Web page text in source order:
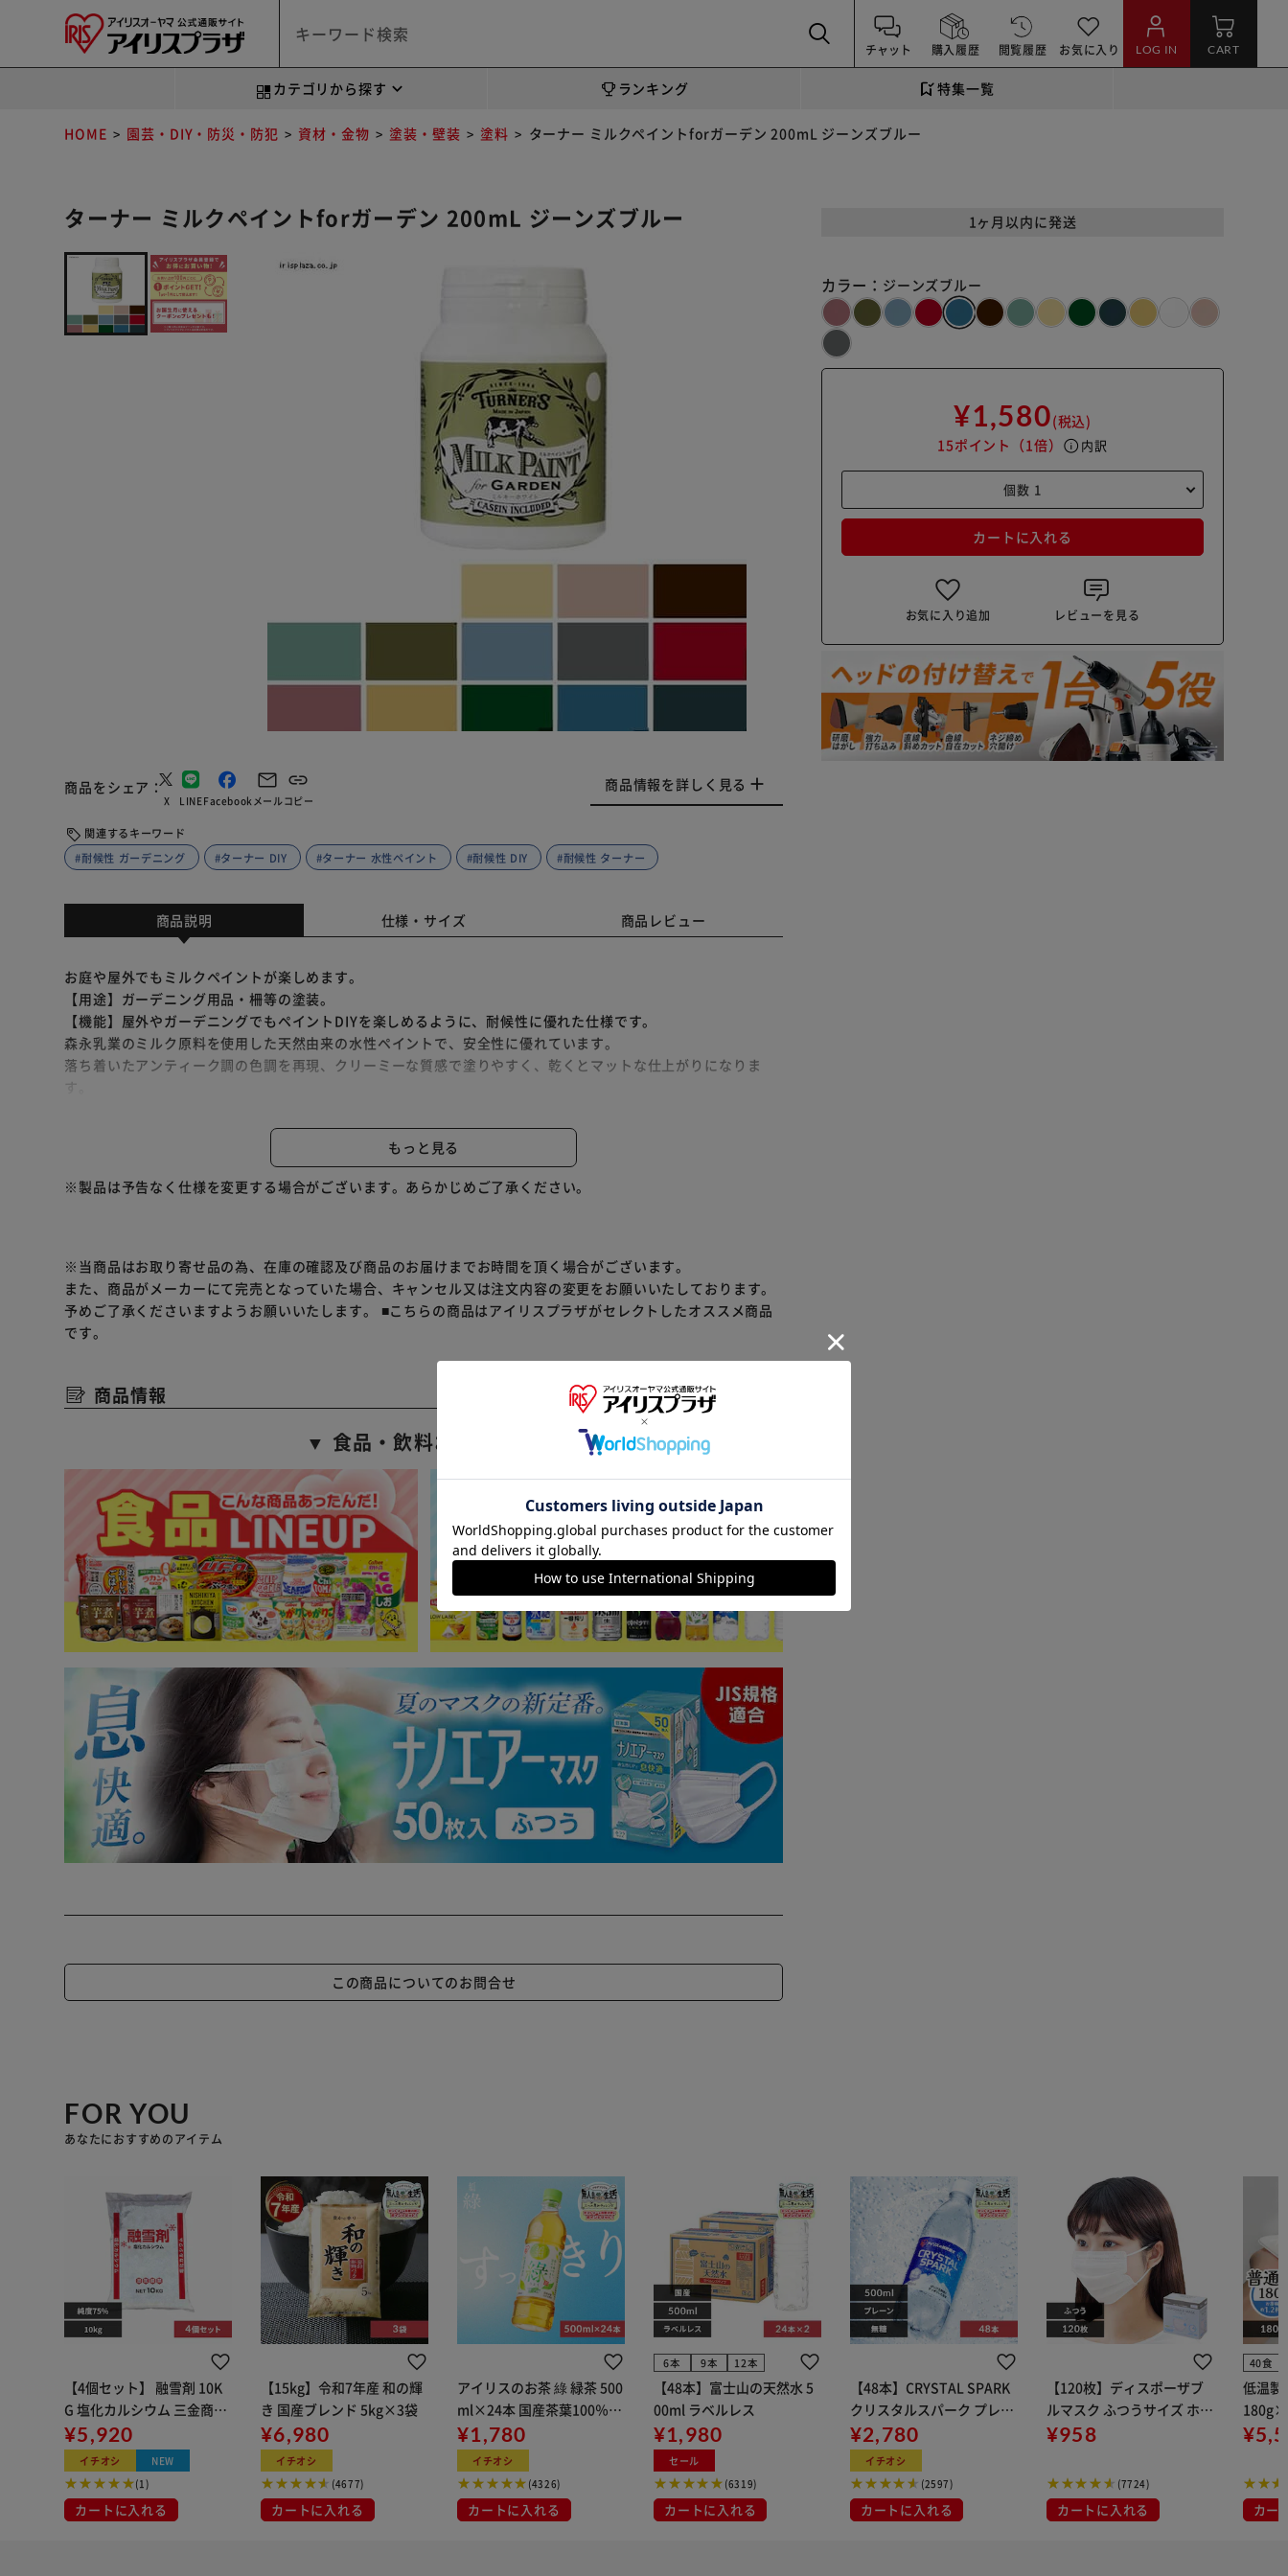
チャット 購入履歴 閲覧履歴 お気に入り LOG IN CART
カテゴリから探す ランキング 特集一覧
HOME 園芸・DIY・防災・防犯 資材・金物 塗装・壁装 塗料 ターナー ミルクペイントforガーデン 200mL ジーンズブルー
ターナー ミルクペイントforガーデン 200mL ジーンズブルー
商品をシェア
X LINEFacebook メールコピー
商品情報を詳しく見る
関連するキーワード
#耐候性 ガーデニング
#ターナー DIY #ターナー 水性ペイント #耐候性 DIY #耐候性 ターナー
1ヶ月以内に発送
カラー： ジーンズブルー
¥1,580(税込)
15ポイント （1倍） info 内訳
カートに入れる
お気に入り追加 レビューを見る
商品説明 仕様・サイズ 商品レビュー
お庭や屋外でもミルクペイントが楽しめます。
【用途】ガーデニング用品・柵等の塗装。
【機能】屋外やガーデニングでもペイントDIYを楽しめるように、耐候性に優れた仕様です。
森永乳業のミルク原料を使用した天然由来の水性ペイントで、安全性に優れています。
落ち着いたアンティーク調の色調を再現、クリーミーな質感で塗りやすく、乾くとマットな仕上がりになりま
す。
各メディウムも全て水性で安心安全、乾燥後は耐水性になります。
もっと見る
※製品は予告なく仕様を変更する場合がございます。あらかじめご了承ください。
※当商品はお取り寄せ品の為、在庫の確認及び商品のお届けまでお時間を頂く場合がございます。
また、商品がメーカーにて完売となっていた場合、キャンセル又は注文内容の変更をお願いいたしております。
予めご了承くださいますようお願いいたします。 ■こちらの商品はアイリスプラザがセレクトしたオススメ商品
です。
商品情報
▼ 食品・飲料おすすめ ▼
この商品についてのお問合せ
FOR YOU
あなたにおすすめのアイテム
【4個セット】 融雪剤 10K
G 塩化カルシウム 三金商事
CACL2_10KG_01
¥5,920
イチオシ NEW
(1)
カートに入れる
【15kg】令和7年産 和の輝
き 国産ブレンド 5kg×3袋
¥6,980
イチオシ
(4677)
カートに入れる
アイリスのお茶 綠 緑茶 500
ml×24本 国産茶葉100％使
用
¥1,780
イチオシ
(4326)
カートに入れる
6本 9本 12本
【48本】富士山の天然水 5
00ml ラベルレス
¥1,980
セール
(6319)
カートに入れる
【48本】CRYSTAL SPARK
クリスタルスパーク プレー
ン 500ml
¥2,780
イチオシ
(2597)
カートに入れる
【120枚】ディスポーザブ
ルマスク ふつうサイズ ホワ
イト 大容量 DISPOSABLE
布
¥958
(7724)
カートに入れる
40食
低温製
カー
※ご確認ください